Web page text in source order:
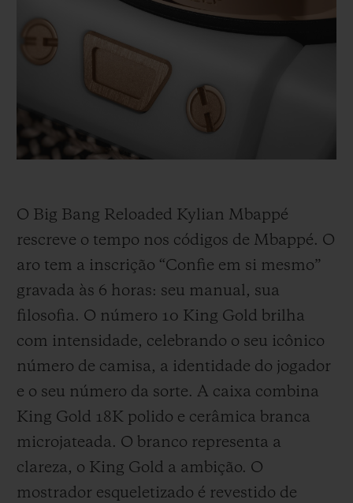
O Big Bang Reloaded Kylian Mbappé
rescreve o tempo nos códigos de Mbappé. O
aro tem a inscrição “Confie em si mesmo”
gravada às 6 horas: seu manual, sua
filosofia. O número 10 King Gold brilha
com intensidade, celebrando o seu icônico
número de camisa, a identidade do jogador
e o seu número da sorte. A caixa combina
King Gold 18K polido e cerâmica branca
microjateada. O branco representa a
clareza, o King Gold a ambição. O
mostrador esqueletizado é revestido de